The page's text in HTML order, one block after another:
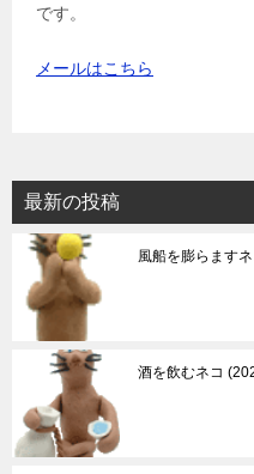
です。
メールはこちら
最新の投稿
風船を膨らますネ
酒を飲むネコ